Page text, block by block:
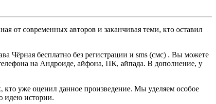
от современных авторов и заканчивая теми, кто оставил
Чёрная бесплатно без регистрации и sms (смс) . Вы можете
на Андроиде, айфона, ПК, айпада. В дополнение, у
кто уже оценил данное произведение. Мы уделяем особое
идею истории.